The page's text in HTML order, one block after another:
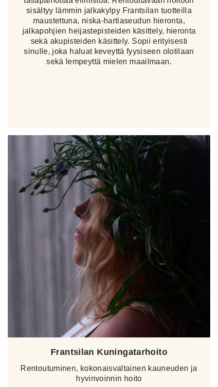
sisältyy lämmin jalkakylpy Frantsilan tuotteilla
maustettuna, niska-hartiaseudun hieronta,
jalkapohjien heijastepisteiden käsittely, hieronta
sekä akupisteiden käsittely. Sopii erityisesti
sinulle, joka haluat keveyttä fyysiseen olotilaan
sekä lempeyttä mielen maailmaan.
Frantsilan Kuningatarhoito
Rentoutuminen, kokonaisvaltainen kauneuden ja
hyvinvoinnin hoito